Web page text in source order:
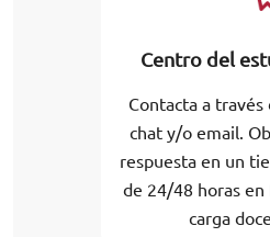
Centro del
Contacta a
chat y/o email.
respuesta en un
de 24/48 horas en
carga